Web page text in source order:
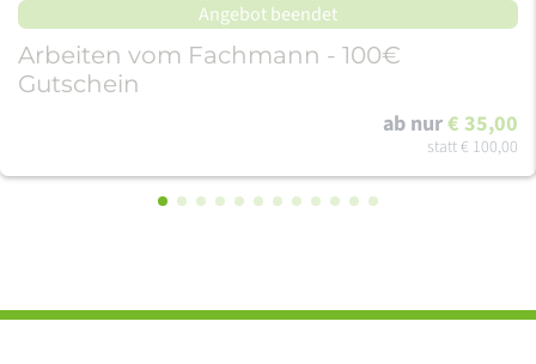
Angebot beendet
Arbeiten vom Fachmann - 100€
Gutschein
ab nur€ 35,00
statt€ 100,00